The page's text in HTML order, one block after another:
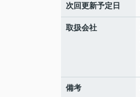
次回更新予定日
取扱会社
備考